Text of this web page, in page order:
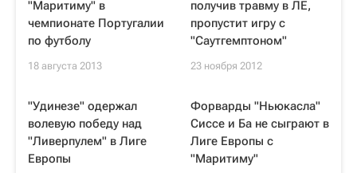
"Маритиму" в
чемпионате Португалии
по футболу
18 августа 2013
получив травму в ЛЕ,
пропустит игру с
"Саутгемптоном"
23 ноября 2012
"Удинезе" одержал
волевую победу над
"Ливерпулем" в Лиге
Европы
Форварды "Ньюкасла"
Сиссе и Ба не сыграют в
Лиге Европы с
"Маритиму"